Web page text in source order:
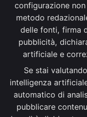
configurazione
metodo
delle fonti, firma
pubblicità,
artificiale e
Se stai
intelligenza
automatico di
pubblicare